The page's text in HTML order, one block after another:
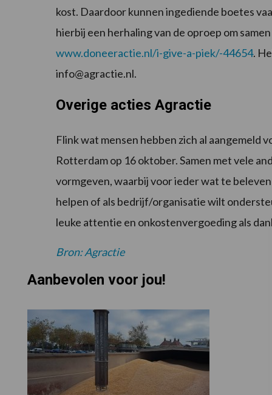
kost. Daardoor kunnen ingediende boetes
hierbij een herhaling van de oproep om
www.doneeractie.nl/i-give-a-piek/-44654.
info@agractie.nl.
Overige acties Agractie
Flink wat mensen hebben zich al
Rotterdam op 16 oktober. Samen met vele
vormgeven, waarbij voor ieder wat te
helpen of als bedrijf/organisatie wilt
leuke attentie en onkostenvergoeding als
Bron: Agractie
Aanbevolen voor jou!